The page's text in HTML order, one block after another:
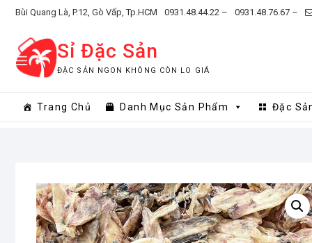
Skip
content
Bùi Quang Là, P.12, Gò Vấp, Tp.HCM 0931.48.44.22 – 0931.48.76.67 –
Sỉ Đặc Sản
ĐẶC SẢN NGON KHÔNG CÒN LO GIÁ
Trang Chủ Danh Mục Sản Phẩm Đặc